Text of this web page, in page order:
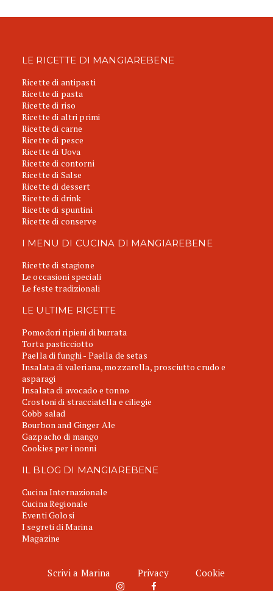
LE RICETTE DI MANGIAREBENE
Ricette di antipasti
Ricette di pasta
Ricette di riso
Ricette di altri primi
Ricette di carne
Ricette di pesce
Ricette di Uova
Ricette di contorni
Ricette di Salse
Ricette di dessert
Ricette di drink
Ricette di spuntini
Ricette di conserve
I MENU DI CUCINA DI MANGIAREBENE
Ricette di stagione
Le occasioni speciali
Le feste tradizionali
LE ULTIME RICETTE
Pomodori ripieni di burrata
Torta pasticciotto
Paella di funghi - Paella de setas
Insalata di valeriana, mozzarella, prosciutto crudo e
asparagi
Insalata di avocado e tonno
Crostoni di stracciatella e ciliegie
Cobb salad
Bourbon and Ginger Ale
Gazpacho di mango
Cookies per i nonni
IL BLOG DI MANGIAREBENE
Cucina Internazionale
Cucina Regionale
Eventi Golosi
I segreti di Marina
Magazine
Scrivi a Marina Privacy Cookie